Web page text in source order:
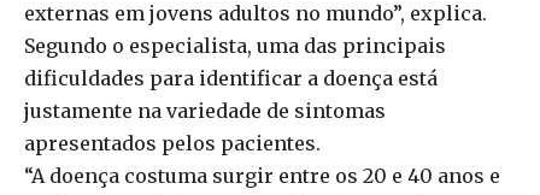
externas em jovens adultos no mundo”, explica.
Segundo o especialista, uma das principais
dificuldades para identificar a doença está
justamente na variedade de sintomas
apresentados pelos pacientes.
“A doença costuma surgir entre os 20 e 40 anos e